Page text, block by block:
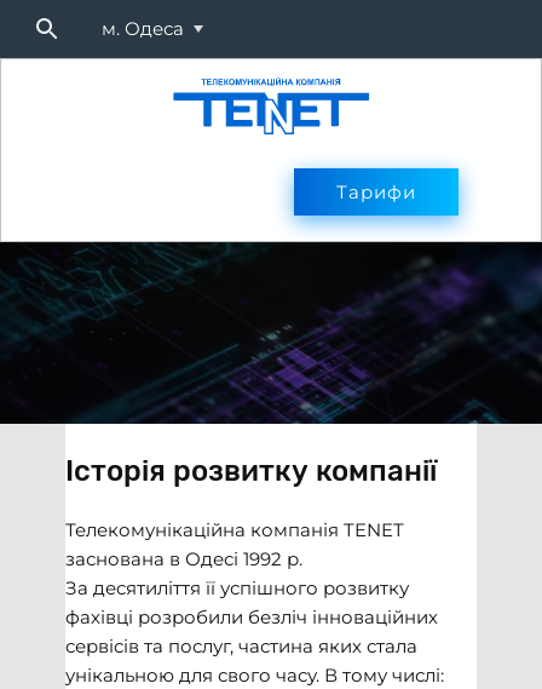
м. Одеса
Оплата
Тарифи
Історія розвитку компанії
Телекомунікаційна компанія TENET
заснована в Одесі 1992 р.
За десятиліття її успішного розвитку
фахівці розробили безліч інноваційних
сервісів та послуг, частина яких стала
унікальною для свого часу. В тому числі: